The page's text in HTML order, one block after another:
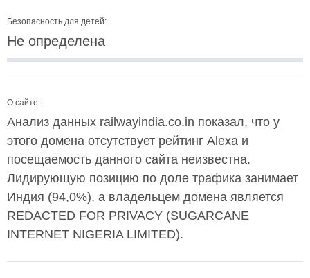
Безопасность для детей:
Не определена
О сайте:
Анализ данных railwayindia.co.in показал, что у
этого домена отсутствует рейтинг Alexa и
посещаемость данного сайта неизвестна.
Лидирующую позицию по доле трафика занимает
Индия (94,0%), а владельцем домена является
REDACTED FOR PRIVACY (SUGARCANE
INTERNET NIGERIA LIMITED).